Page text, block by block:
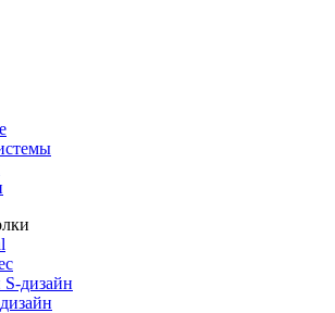
дизайн